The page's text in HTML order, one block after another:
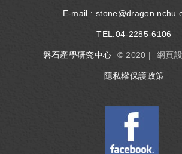
E-mail :
TEL:04-2285-6106
磐石產學研究中心 © 2020 | 網頁
隱私權保護政策